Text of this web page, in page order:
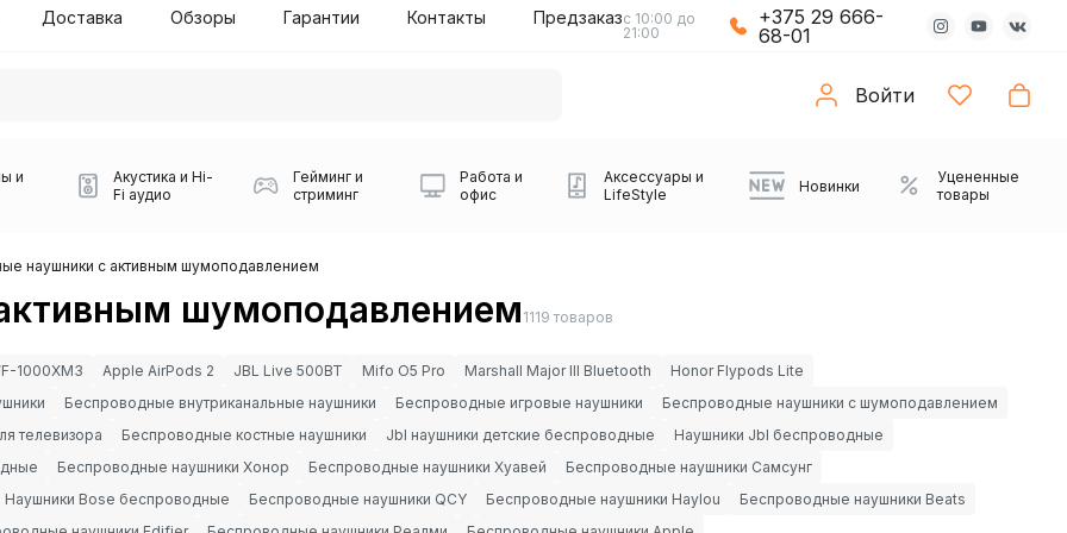
2-й этаж, 10
Доставка Обзоры Гарантии Контакты Предзаказс 10:00 до
21:00
+375 29 666-
68-01
Войти
Игровые наушники Беспроводные колонки Плееры Аудиоинтерфейсы
и
Микрофоны BOYA Наборы
Виниловые
Звуковые карты
Акустика и Hi-
Fi аудио
Портативные колонки Ресиверы Partybox
Саундбары
Гейминг и
стриминг
Игровые мыши Logitech Геймпады Компьютерные колонки Веб-камеры
Работа и
офис
Наборы периферии Коврики для мыши Коврики с подсветкой Проекторы
Аксессуары и
LifeStyle
Powerbank USB Type-C адаптеры Зарядные устройства Транспорт
Новинки
Уцененные
товары
наушники с активным шумоподавлением
шумоподавлением 1119 товаров
1000XM3 Apple AirPods 2 JBL Live 500BT Mifo O5 Pro Marshall Major III Bluetooth
Honor Flypods Lite
Беспроводные внутриканальные наушники Беспроводные игровые наушники
Беспроводные наушники с шумоподавлением
телевизора Беспроводные костные наушники Jbl наушники детские беспроводные
Наушники Jbl беспроводные
Беспроводные наушники Хонор Беспроводные наушники Хуавей
Беспроводные наушники Самсунг
Наушники Bose беспроводные Беспроводные наушники QCY Беспроводные наушники Haylou
Беспроводные наушники Beats